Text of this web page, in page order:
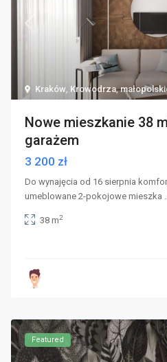
Kraków, Krowodrza,
Nowe mieszkanie 38
garażem
3 200 zł
Do wynajęcia od 16 sierpnia
umeblowane 2-pokojowe mieszka
38 m2
Featured